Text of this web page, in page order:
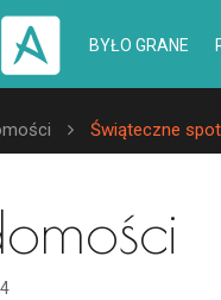
BYŁO GRANE
Świąteczne